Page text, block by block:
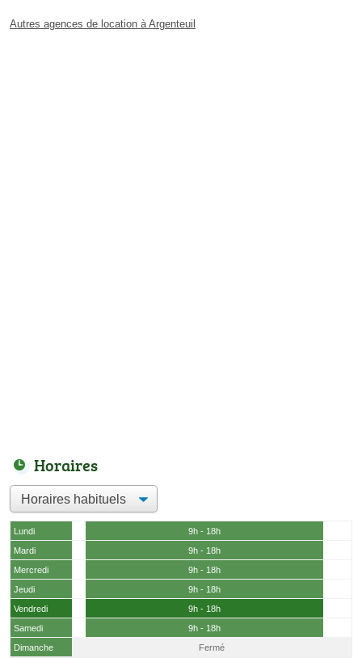
Autres agences de location à Argenteuil
Horaires
Lundi
9h - 18h
Mardi
9h - 18h
Mercredi
9h - 18h
Jeudi
9h - 18h
Vendredi
9h - 18h
Samedi
9h - 18h
Dimanche
Fermé